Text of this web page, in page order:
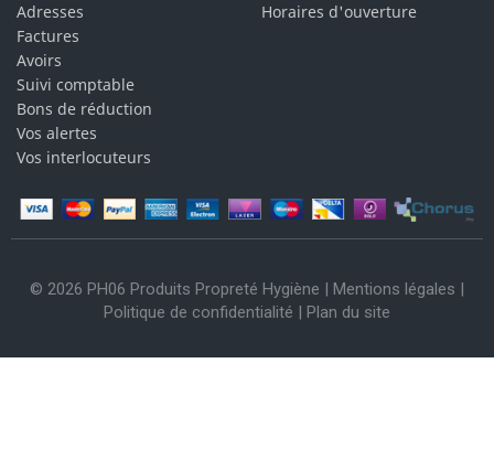
Adresses
Factures
Avoirs
Suivi comptable
Bons de réduction
Vos alertes
Vos interlocuteurs
Horaires d'ouverture
© 2026 PH06 Produits Propreté Hygiène | Mentions légales |
Politique de confidentialité | Plan du site